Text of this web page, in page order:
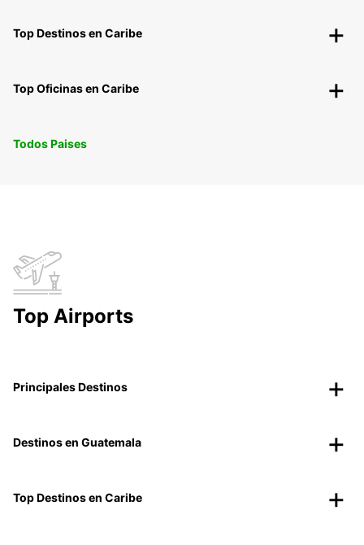
Top Destinos en Caribe
Top Oficinas en Caribe
Todos Paises
Top Airports
Principales Destinos
Destinos en Guatemala
Top Destinos en Caribe